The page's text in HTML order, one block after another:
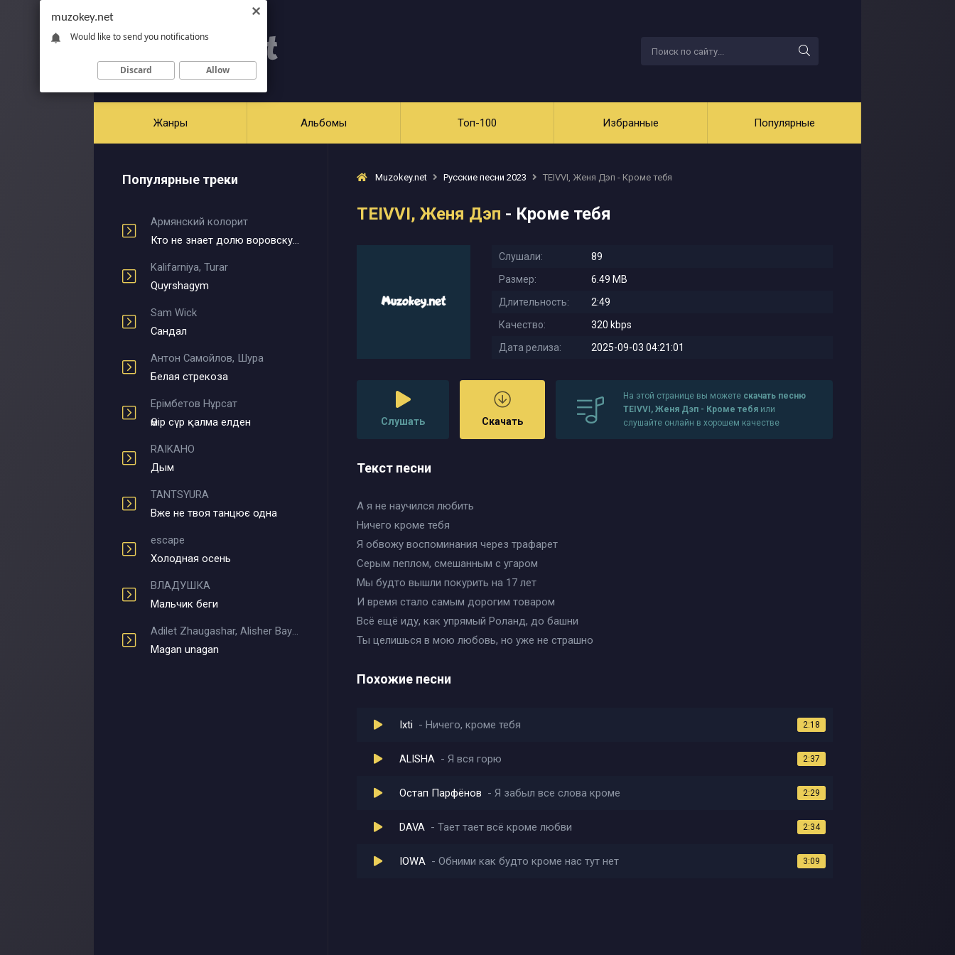
Жанры Альбомы Топ-100 Избранные Популярные
Популярные треки
Армянский колорит
Кто не знает долю воровскую
Kalifarniya, Turar
Quyrshagym
Sam Wick
Сандал
Антон Самойлов, Шура
Белая стрекоза
Ерімбетов Нұрсат
Өмір сүр қалма елден
RAIKAHO
Дым
TANTSYURA
Вже не твоя танцює одна
escape
Холодная осень
ВЛАДУШКА
Мальчик беги
Adilet Zhaugashar, Alisher Bayniyazov
Magan unagan
Muzokey.net Русские песни 2023 TEIVVI, Женя Дэп - Кроме тебя
TEIVVI, Женя Дэп - Кроме тебя
Слушали:
89
Размер:
6.49 MB
Длительность:
2:49
Качество:
320 kbps
Дата релиза:
2025-09-03 04:21:01
Слушать Скачать
На этой странице вы можете скачать песню
TEIVVI, Женя Дэп - Кроме тебя или
слушайте онлайн в хорошем качестве
Текст песни
А я не научился любить
Ничего кроме тебя
Я обвожу воспоминания через трафарет
Серым пеплом, смешанным с угаром
Мы будто вышли покурить на 17 лет
И время стало самым дорогим товаром
Всё ещё иду, как упрямый Роланд, до башни
Ты целишься в мою любовь, но уже не страшно
Похожие песни
Ixti Ничего, кроме тебя 2:18
ALISHA Я вся горю 2:37
Остап Парфёнов Я забыл все слова кроме 2:29
DAVA Тает тает всё кроме любви 2:34
IOWA Обними как будто кроме нас тут нет 3:09
muzokey.net
Would like to send you notifications
Discard Allow